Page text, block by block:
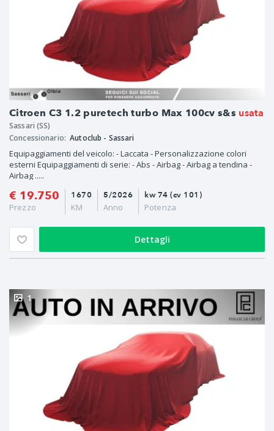
Citroen C3 1.2 puretech turbo Max 100cv s&s usata
Sassari (SS)
Concessionario: Autoclub - Sassari
Equipaggiamenti del veicolo: - Laccata - Personalizzazione colori
esterni Equipaggiamenti di serie: - Abs - Airbag - Airbag a tendina -
Airbag .....
€ 19.750
Prezzo
5/2026
Anno
1670
KM
kw 74 (cv 101)
Potenza
Dettagli
1